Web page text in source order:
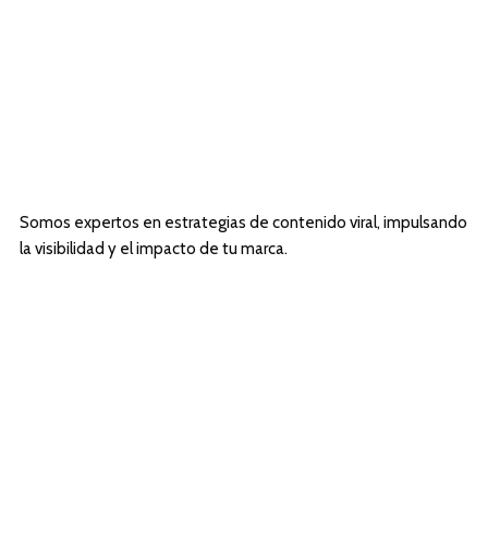
Somos expertos en estrategias de contenido viral, impulsando
la visibilidad y el impacto de tu marca.